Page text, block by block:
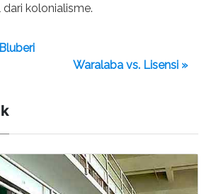
kolonialisme.
Waralaba vs. Lisensi »